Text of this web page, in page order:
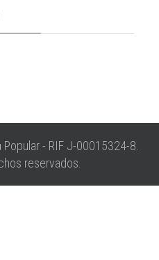
- RIF J-00015324-8.
reservados.